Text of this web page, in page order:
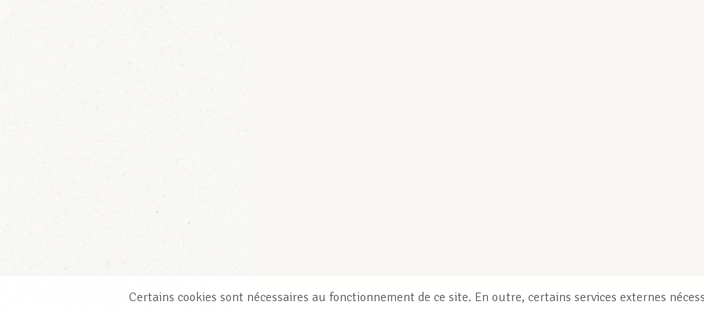
Certains cookies sont nécessaires au fonctionnement de ce site. En outre, certains services externes